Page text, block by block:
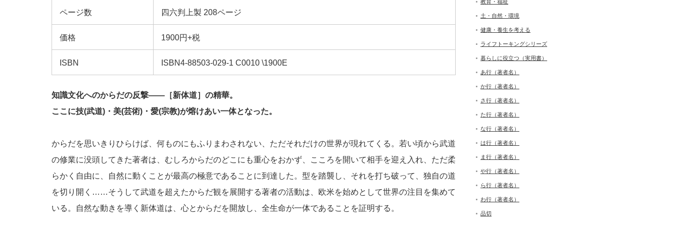
ページ数 四六判上製 208ページ
価格 1900円+税
ISBN ISBN4-88503-029-1 C0010 \1900E
知識文化へのからだの反撃――［新体道］の精華。
ここに技(武道)・美(芸術)・愛(宗教)が熔けあい一体となった。
からだを思いきりひらけば、何ものにもふりまわされない、ただそれだけの世界が現れてくる。若い頃から武道
の修業に没頭してきた著者は、むしろからだのどこにも重心をおかず、こころを開いて相手を迎え入れ、ただ柔
らかく自由に、自然に動くことが最高の極意であることに到達した。型を踏襲し、それを打ち破って、独自の道
を切り開く……そうして武道を超えたからだ観を展開する著者の活動は、欧米を始めとして世界の注目を集めて
いる。自然な動きを導く新体道は、心とからだを開放し、全生命が一体であることを証明する。
教育・福祉
土・自然・環境
健康・養生を考える
ライフトーキングシリーズ
暮らしに役立つ（実用書）
あ行（著者名）
か行（著者名）
さ行（著者名）
た行（著者名）
な行（著者名）
は行（著者名）
ま行（著者名）
や行（著者名）
ら行（著者名）
わ行（著者名）
品切